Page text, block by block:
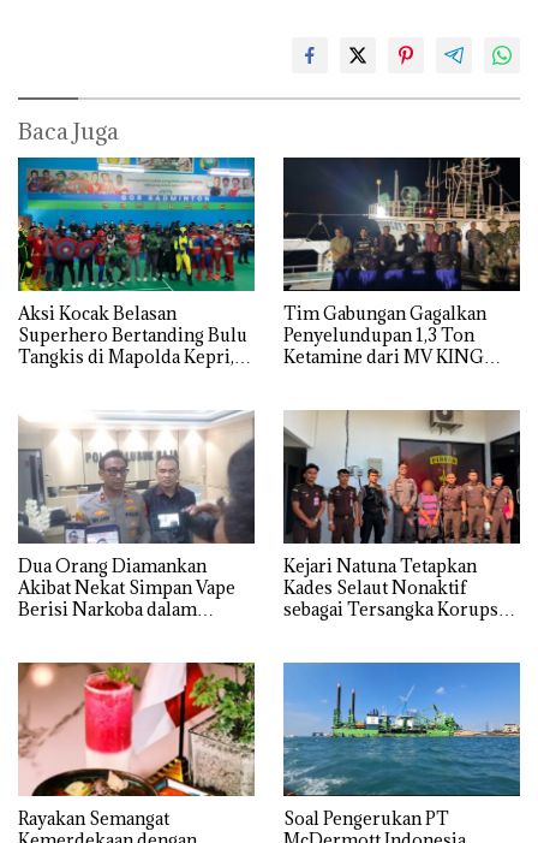
Baca Juga
Aksi Kocak Belasan
Superhero Bertanding Bulu
Tangkis di Mapolda Kepri,
Tim Gabungan Gagalkan
Penyelundupan 1,3 Ton
Ketamine dari MV KING
Dua Orang Diamankan
Akibat Nekat Simpan Vape
Berisi Narkoba dalam
Kejari Natuna Tetapkan
Kades Selaut Nonaktif
sebagai Tersangka Korupsi
Rayakan Semangat
‎Soal Pengerukan PT